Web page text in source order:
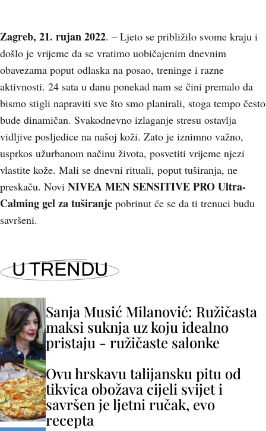
Zagreb, 21. rujan 2022. – Ljeto se približilo svome kraju i
došlo je vrijeme da se vratimo uobičajenim dnevnim
obavezama poput odlaska na posao, treninge i razne
aktivnosti. 24 sata u danu ponekad nam se čini premalo da
bismo stigli napraviti sve što smo planirali, stoga tempo često
bude dinamičan. Svakodnevno izlaganje stresu ostavlja
vidljive posljedice na našoj koži. Zato je iznimno važno,
usprkos užurbanom načinu života, posvetiti vrijeme njezi
vlastite kože. Mali se dnevni rituali, poput tuširanja, ne
preskaču. Novi NIVEA MEN SENSITIVE PRO Ultra-
Calming gel za tuširanje pobrinut će se da ti trenuci budu
savršeni.
U TRENDU
Sanja Musić Milanović: Ružičasta
maksi suknja uz koju idealno
pristaju - ružičaste salonke
Ovu hrskavu talijansku pitu od
tikvica obožava cijeli svijet i
savršen je ljetni ručak, evo
recepta